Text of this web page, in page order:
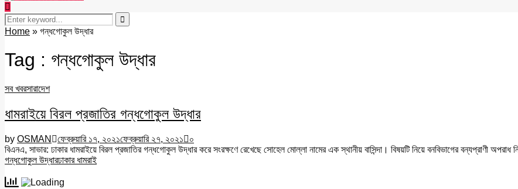
Search
for:
Search
Home » গন্ধগোকুল উদ্ধার
Tag : গন্ধগোকুল উদ্ধার
সব খবরসারাদেশ
ধামরাইয়ে বিরল প্রজাতির গন্ধগোকুল উদ্ধার
by OSMAN ফেব্রুয়ারি ১৭, ২০২১ফেব্রুয়ারি ২৭, ২০২১
০
বিএনএ, সাভার: ঢাকার ধামরাইয়ে বিরল প্রজাতির গন্ধগোকুল উদ্ধার করে সংরক্ষণে রেখেছে সোহেল মোল্লা নামের এক স্থানীয় বাসিন্দা। বিষয়টি নিয়ে বনবিভাগের বন্যপ্রাণী অপরাধ
গন্ধগোকুল উদ্ধারঢাকার ধামরাই